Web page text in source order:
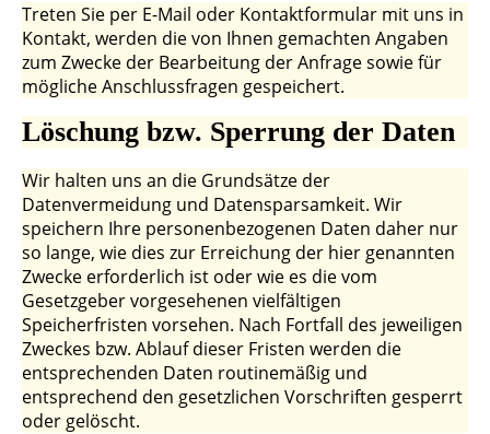
Treten Sie per E-Mail oder Kontaktformular mit uns in
Kontakt, werden die von Ihnen gemachten Angaben
zum Zwecke der Bearbeitung der Anfrage sowie für
mögliche Anschlussfragen gespeichert.
Löschung bzw. Sperrung der Daten
Wir halten uns an die Grundsätze der
Datenvermeidung und Datensparsamkeit. Wir
speichern Ihre personenbezogenen Daten daher nur
so lange, wie dies zur Erreichung der hier genannten
Zwecke erforderlich ist oder wie es die vom
Gesetzgeber vorgesehenen vielfältigen
Speicherfristen vorsehen. Nach Fortfall des jeweiligen
Zweckes bzw. Ablauf dieser Fristen werden die
entsprechenden Daten routinemäßig und
entsprechend den gesetzlichen Vorschriften gesperrt
oder gelöscht.